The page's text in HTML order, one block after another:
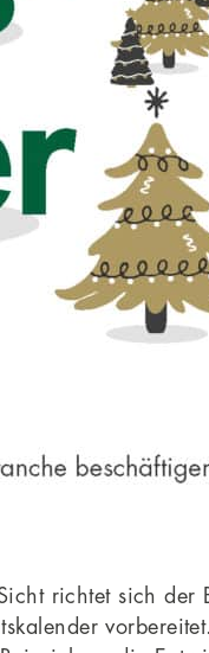
richtet sich der